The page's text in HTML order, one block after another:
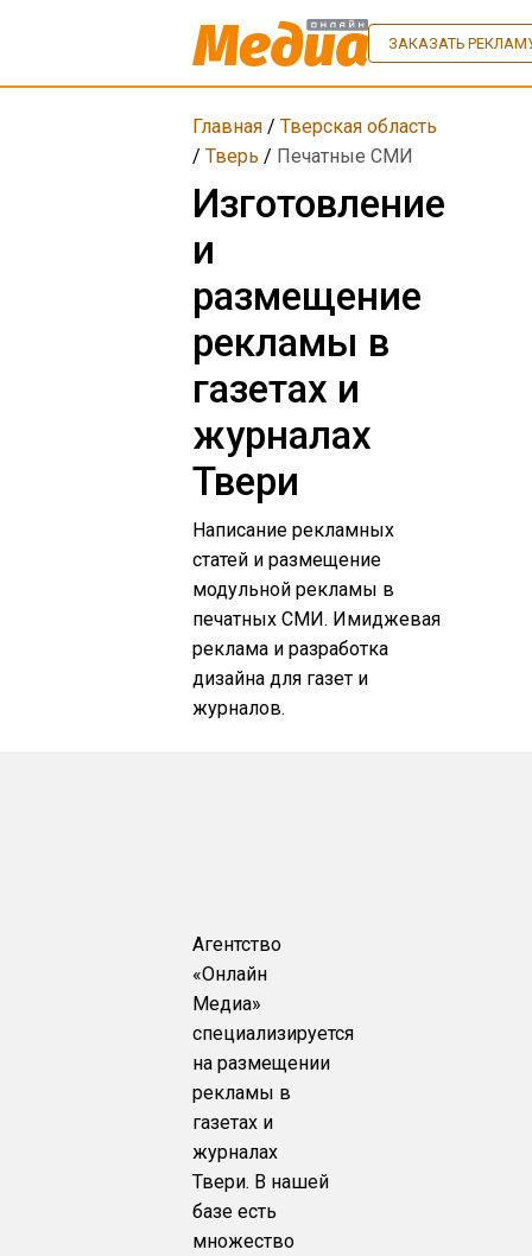
ЗАКАЗАТЬ
Главная /Тверская область
/Тверь / Печатные СМИ
Изготовление
и
размещение
рекламы в
газетах и
журналах
Твери
Написание рекламных
статей и размещение
модульной рекламы в
печатных СМИ. Имиджевая
реклама и разработка
дизайна для газет и
журналов.
Агентство
«Онлайн
Медиа»
специализируется
на размещении
рекламы в
газетах и
журналах
Твери. В нашей
базе есть
множество